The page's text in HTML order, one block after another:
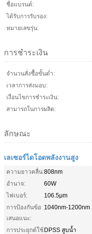
ชื่อแบรนด์:
ได้รับการรับรอง:
หมายเลขรุ่น:
การชำระเงิน
จำนวนสั่งซื้อขั้นต่ำ:
เวลาการส่งมอบ:
เงื่อนไขการชำระเงิน:
สามารถในการผลิต:
ลักษณะ
เลเซอร์ไดโอดพลังงานสูง
ความยาวคลื่น:808nm
อำนาจ:
60W
ไฟเบอร์:
106.5μm
การป้องกันข้อ
เสนอแนะ:
1040nm-1200nm
การประยุกต์ใช้DPSS สูบน้ำ